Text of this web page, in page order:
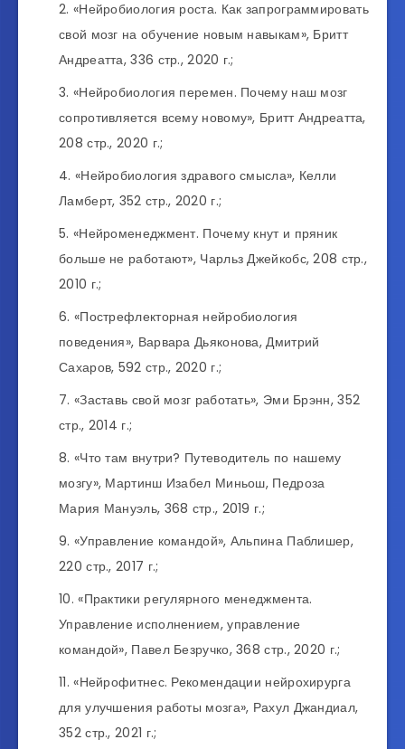
«Нейробиология роста. Как запрограммировать
свой мозг на обучение новым навыкам», Бритт
Андреатта, 336 стр., 2020 г.;
«Нейробиология перемен. Почему наш мозг
сопротивляется всему новому», Бритт Андреатта,
208 стр., 2020 г.;
«Нейробиология здравого смысла», Келли
Ламберт, 352 стр., 2020 г.;
«Нейроменеджмент. Почему кнут и пряник
больше не работают», Чарльз Джейкобс, 208 стр.,
2010 г.;
«Пострефлекторная нейробиология
поведения», Варвара Дьяконова, Дмитрий
Сахаров, 592 стр., 2020 г.;
«Заставь свой мозг работать», Эми Брэнн, 352
стр., 2014 г.;
«Что там внутри? Путеводитель по нашему
мозгу», Мартинш Изабел Миньош, Педроза
Мария Мануэль, 368 стр., 2019 г.;
«Управление командой», Альпина Паблишер,
220 стр., 2017 г.;
«Практики регулярного менеджмента.
Управление исполнением, управление
командой», Павел Безручко, 368 стр., 2020 г.;
«Нейрофитнес. Рекомендации нейрохирурга
для улучшения работы мозга», Рахул Джандиал,
352 стр., 2021 г.;